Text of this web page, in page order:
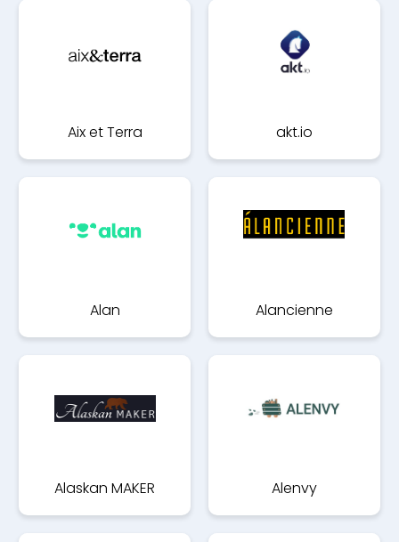
Aix et Terra akt.io
Alan Alancienne
Alaskan MAKER Alenvy